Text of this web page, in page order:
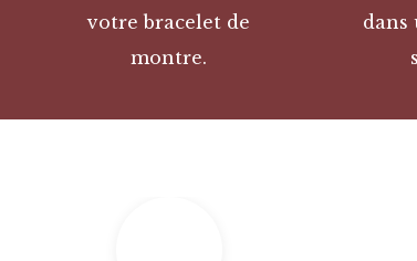
votre bracelet de
montre.
dans